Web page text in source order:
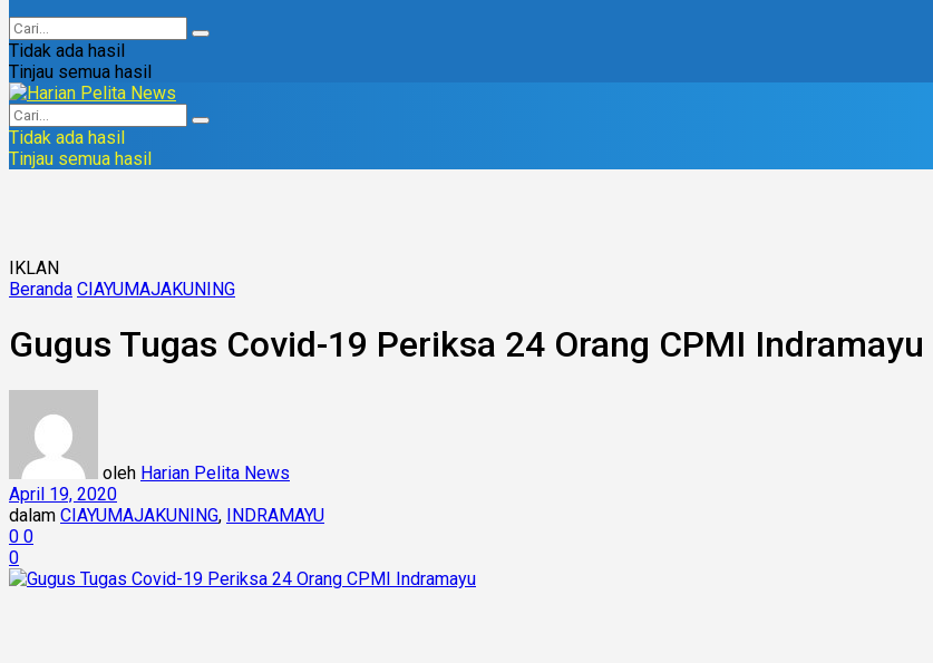
Tidak ada hasil
Tinjau semua hasil
Tidak ada hasil
Tinjau semua hasil
IKLAN
Beranda CIAYUMAJAKUNING
Gugus Tugas Covid-19 Periksa 24 Orang CPMI Indramayu
oleh Harian Pelita News
April 19, 2020
dalam CIAYUMAJAKUNING, INDRAMAYU
0 0
0